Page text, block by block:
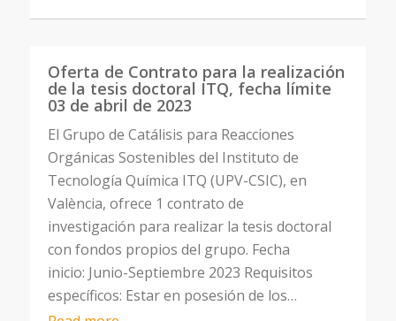
Oferta de Contrato para la realización
de la tesis doctoral ITQ, fecha límite
03 de abril de 2023
El Grupo de Catálisis para Reacciones
Orgánicas Sostenibles del Instituto de
Tecnología Química ITQ (UPV-CSIC), en
València, ofrece 1 contrato de
investigación para realizar la tesis doctoral
con fondos propios del grupo. Fecha
inicio: Junio-Septiembre 2023 Requisitos
específicos: Estar en posesión de los…